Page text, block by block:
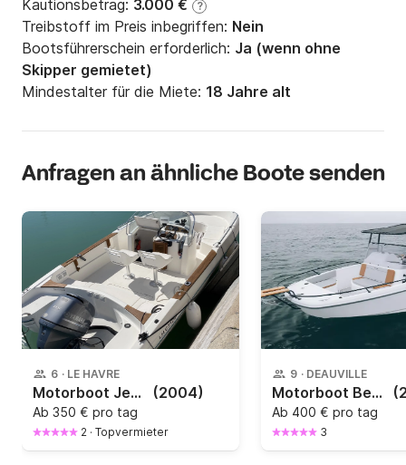
Kautionsbetrag: 3.000 € ?
Treibstoff im Preis inbegriffen: Nein
Bootsführerschein erforderlich: Ja (wenn ohne
Skipper gemietet)
Mindestalter für die Miete: 18 Jahre alt
Anfragen an ähnliche Boote senden
6 · LE HAVRE
Motorboot Jeanneau Cap Camarat 6.25 115PS (2004)
Ab 350 € pro tag
2 · Topvermieter
9 · DEAUVILLE
Motorboot Beneteau Flyer 7 200PS
Ab 400 € pro tag
3